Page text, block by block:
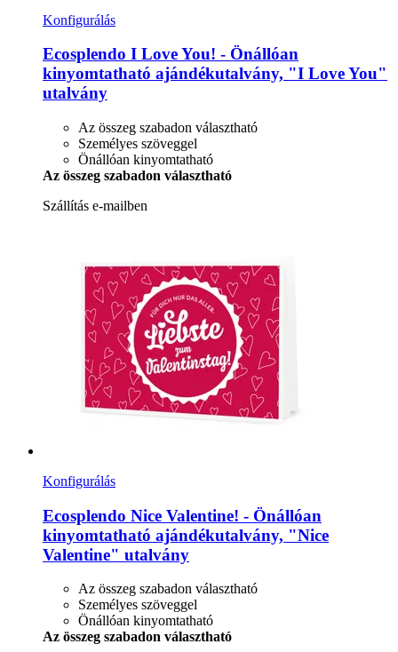
Konfigurálás
Ecosplendo I Love You! -​ Önállóan
kinyomtatható ajándékutalvány, "I Love You"
utalvány
Az összeg szabadon választható
Személyes szöveggel
Önállóan kinyomtatható
Az összeg szabadon választható
Szállítás e-mailben
Konfigurálás
Ecosplendo Nice Valentine! -​ Önállóan
kinyomtatható ajándékutalvány, "Nice
Valentine" utalvány
Az összeg szabadon választható
Személyes szöveggel
Önállóan kinyomtatható
Az összeg szabadon választható